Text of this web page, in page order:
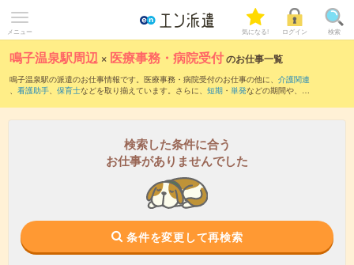
メニュー 気になる! ログイン 検索
鳴子温泉駅周辺 × 医療事務・病院受付のお仕事一覧
鳴子温泉駅の派遣のお仕事情報です。医療事務・病院受付のお仕事の他に、 介護関連
、 看護助手、 保育士などを取り揃えています。さらに、 短期 ・ 単発などの期間や、 職
検索した条件に合う
お仕事がありませんでした
条件を変更して再検索